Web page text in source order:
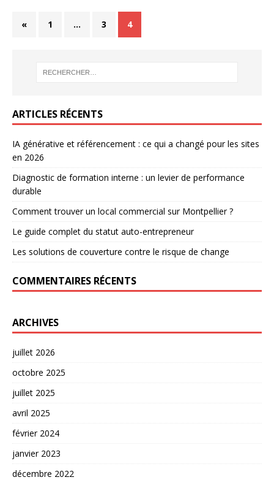
« 1 … 3 4
ARTICLES RÉCENTS
IA générative et référencement : ce qui a changé pour les sites
en 2026
Diagnostic de formation interne : un levier de performance
durable
Comment trouver un local commercial sur Montpellier ?
Le guide complet du statut auto-entrepreneur
Les solutions de couverture contre le risque de change
COMMENTAIRES RÉCENTS
ARCHIVES
juillet 2026
octobre 2025
juillet 2025
avril 2025
février 2024
janvier 2023
décembre 2022